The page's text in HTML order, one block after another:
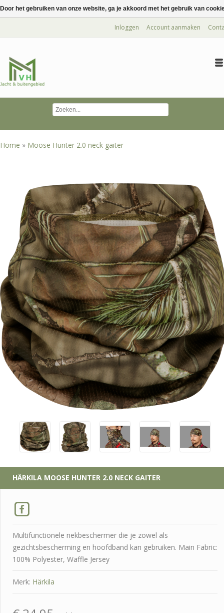
Inloggen Account aanmaken
Home » Moose Hunter 2.0 neck gaiter
HÄRKILA MOOSE HUNTER 2.0 NECK GAITER
Multifunctionele nekbeschermer die je zowel als
gezichtsbescherming en hoofdband kan gebruiken. Main Fabric:
100% Polyester, Waffle Jersey
Merk: Härkila
Door het gebruiken van onze website, ga je akkoord met het gebruik van